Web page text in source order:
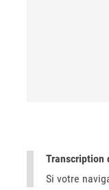
Transcription
Si votre